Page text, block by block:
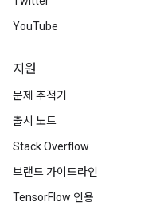
YouTube
지원
문제 추적기
출시 노트
Stack Overflow
브랜드 가이드라인
TensorFlow 인용